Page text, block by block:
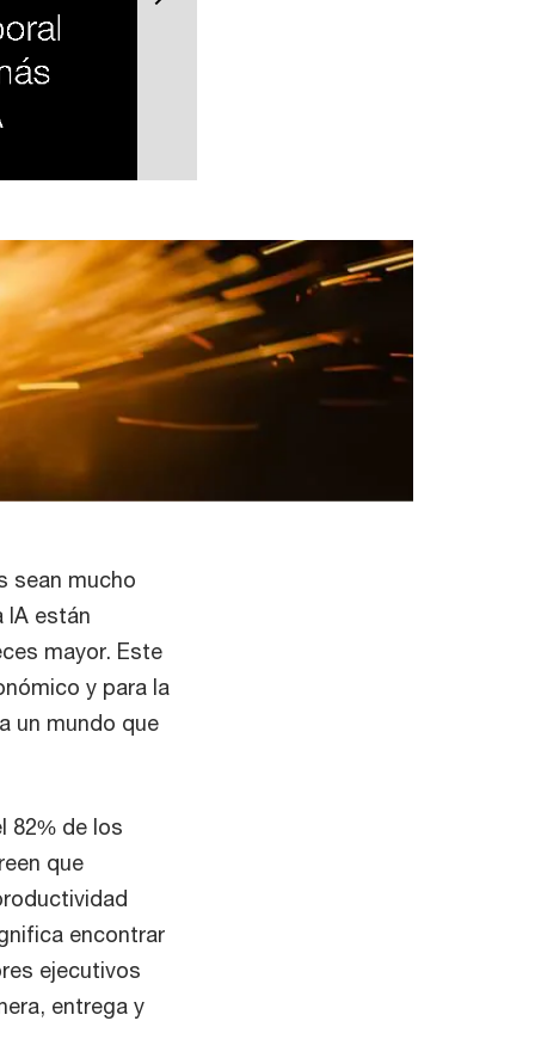
sean mucho
IA están
mayor. Este
y para la
un mundo que
82% de los
que
encontrar
ejecutivos
entrega y